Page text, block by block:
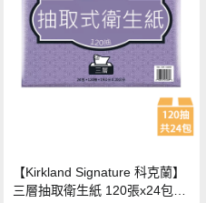
【Kirkland Signature 科克蘭】
三層抽取衛生紙 120張x24包x1